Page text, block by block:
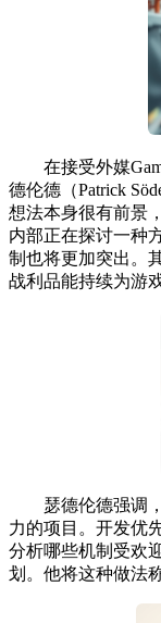
在接受外媒
德伦德（Patrick
想法本身很有前景
内部正在探讨一种
制也将更加突出。
战利品能持续为游
瑟德伦德强调，
力的项目。开发优
分析哪些机制受欢
划。他将这种做法